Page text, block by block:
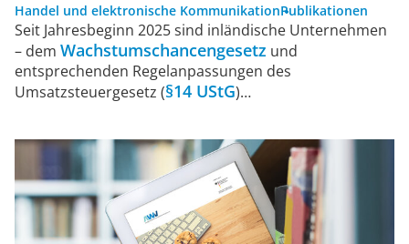
Handel und elektronische KommunikationPublikationen
Seit Jahresbeginn 2025 sind inländische Unternehmen
– dem Wachstumschancengesetz und
entsprechenden Regelanpassungen des
Umsatzsteuergesetz (§14 UStG)…